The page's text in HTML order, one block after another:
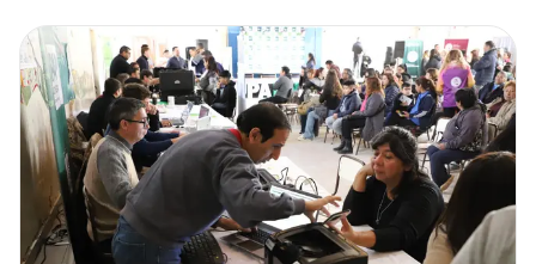
Referentes de prensa
Archivo de noticias
Transparencia
Presupuesto
Boletín Oficial